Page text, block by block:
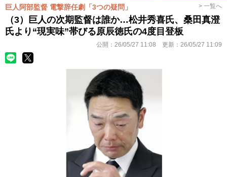
巨人阿部監督 電撃辞任劇「3つの疑問」 > 一覧へ
（3）巨人の次期監督は誰か…松井秀喜氏、桑田真澄
氏より“現実味”帯びる原辰徳氏の4度目登板
公開： 26/05/27 11:08 更新： 26/05/27 11:09